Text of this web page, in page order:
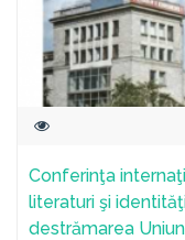
Conferinţa
literaturi şi
destrămarea